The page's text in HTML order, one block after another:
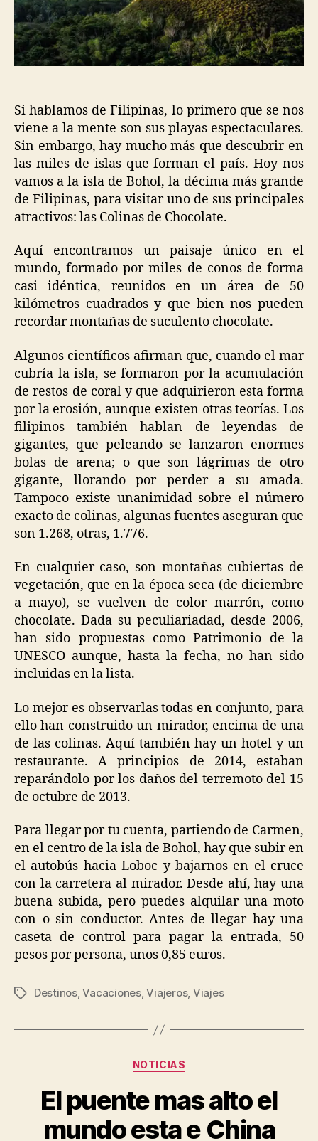
Si hablamos de Filipinas, lo primero que se nos
viene a la mente son sus playas espectaculares.
Sin embargo, hay mucho más que descubrir en
las miles de islas que forman el país. Hoy nos
vamos a la isla de Bohol, la décima más grande
de Filipinas, para visitar uno de sus principales
atractivos: las Colinas de Chocolate.
Aquí encontramos un paisaje único en el
mundo, formado por miles de conos de forma
casi idéntica, reunidos en un área de 50
kilómetros cuadrados y que bien nos pueden
recordar montañas de suculento chocolate.
Algunos científicos afirman que, cuando el mar
cubría la isla, se formaron por la acumulación
de restos de coral y que adquirieron esta forma
por la erosión, aunque existen otras teorías. Los
filipinos también hablan de leyendas de
gigantes, que peleando se lanzaron enormes
bolas de arena; o que son lágrimas de otro
gigante, llorando por perder a su amada.
Tampoco existe unanimidad sobre el número
exacto de colinas, algunas fuentes aseguran que
son 1.268, otras, 1.776.
En cualquier caso, son montañas cubiertas de
vegetación, que en la época seca (de diciembre
a mayo), se vuelven de color marrón, como
chocolate. Dada su peculiariadad, desde 2006,
han sido propuestas como Patrimonio de la
UNESCO aunque, hasta la fecha, no han sido
incluidas en la lista.
Lo mejor es observarlas todas en conjunto, para
ello han construido un mirador, encima de una
de las colinas. Aquí también hay un hotel y un
restaurante. A principios de 2014, estaban
reparándolo por los daños del terremoto del 15
de octubre de 2013.
Para llegar por tu cuenta, partiendo de Carmen,
en el centro de la isla de Bohol, hay que subir en
el autobús hacia Loboc y bajarnos en el cruce
con la carretera al mirador. Desde ahí, hay una
buena subida, pero puedes alquilar una moto
con o sin conductor. Antes de llegar hay una
caseta de control para pagar la entrada, 50
pesos por persona, unos 0,85 euros.
TagsDestinos,Vacaciones,Viajeros, Viajes
Categories
NOTICIAS
El puente mas alto el
mundo esta e China